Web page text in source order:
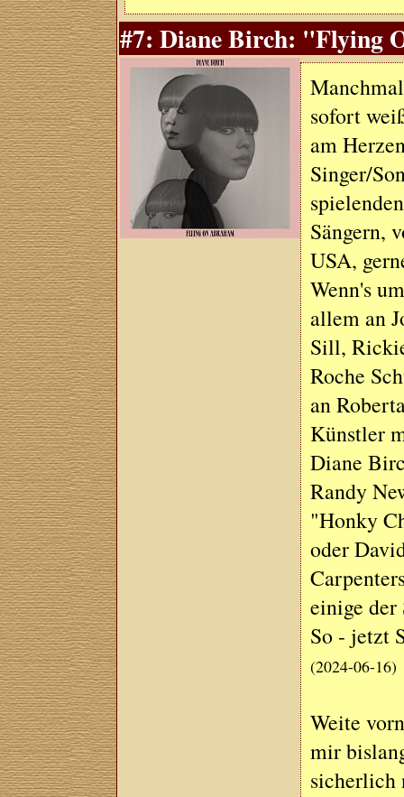
#7: Diane Birch: "Flying
sofort
am
Singer/
Sängern,
USA,
Wenn's
allem an
Sill,
Roche
an
Künstler
Diane
Randy
"Honky
oder
einige der
So - jetzt
(2024-06-16)
Weite
mir
sicherlich